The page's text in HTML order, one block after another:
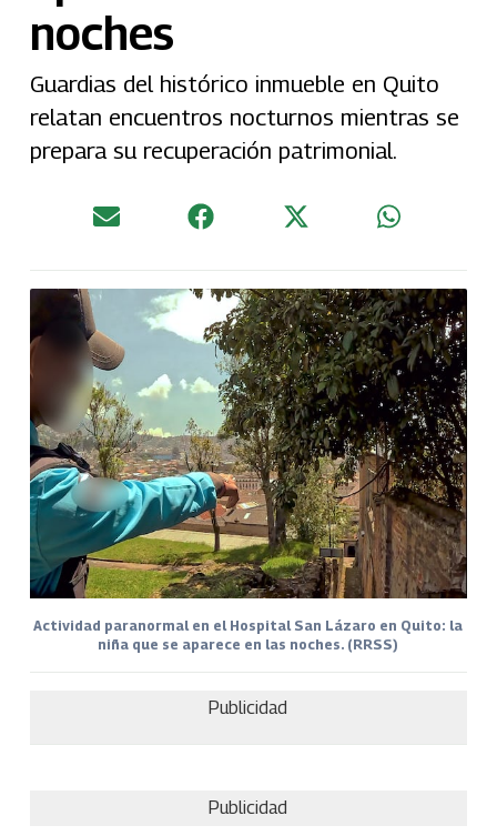
noches
Guardias del histórico inmueble en Quito
relatan encuentros nocturnos mientras se
prepara su recuperación patrimonial.
Actividad paranormal en el Hospital San Lázaro en Quito: la
niña que se aparece en las noches. (RRSS)
Publicidad
Publicidad